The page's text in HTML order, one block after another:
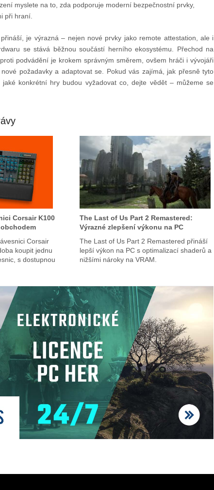
myslete na to, zda podporuje moderní bezpečnostní prvky,
při hraní.
je výrazná – nejen nové prvky jako remote attestation, ale i
se stává běžnou součástí herního ekosystému. Přechod na
podvádění je krokem správným směrem, ovšem hráči i vývojáři
požadavky a adaptovat se. Pokud vás zajímá, jak přesně tyto
konkrétní hry budou vyžadovat co, dejte vědět – můžeme se
Corsair K100
Corsair
koupit jednu
s dostupnou
The Last of Us Part 2 Remastered:
Výrazné zlepšení výkonu na PC
The Last of Us Part 2 Remastered přináší
lepší výkon na PC s optimalizací shaderů a
nižšími nároky na VRAM.​